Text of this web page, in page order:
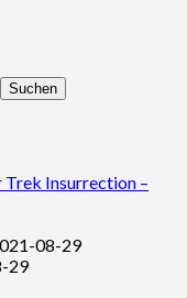
Trek Insurrection –
08-29
29